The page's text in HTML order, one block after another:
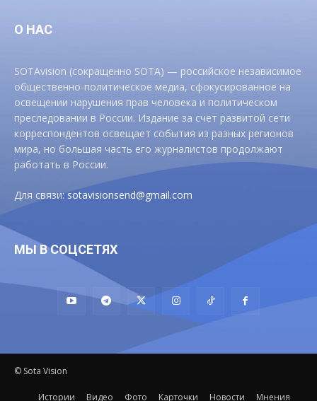
О НАС
SOTAvision (сокращенно SOTA) — российское независимое
общественно-политическое медиа, сфокусированное на
освещении нарушения прав человека и политическом
преследовании в России. Издание за счет развитой сети
корреспондентов освещает события из разных регионов
мира, но большая часть его журналистов продолжают
работать в России.
Для связи:sotavisionsend@gmail.com
МЫ В СОЦСЕТЯХ
© Sota Vision
Истории Видео Фото Карточки Новости Мнения